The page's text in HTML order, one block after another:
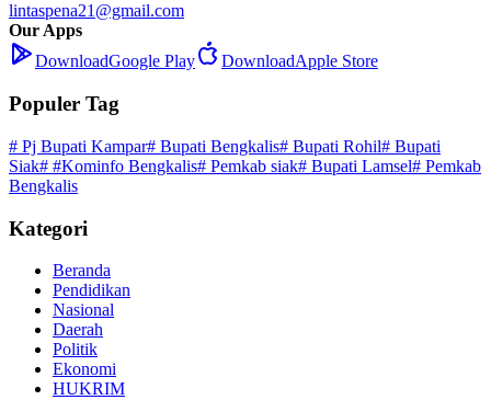
lintaspena21@gmail.com
Our Apps
DownloadGoogle Play DownloadApple Store
Populer Tag
# Pj Bupati Kampar# Bupati Bengkalis# Bupati Rohil# Bupati
Siak# #Kominfo Bengkalis# Pemkab siak# Bupati Lamsel# Pemkab
Bengkalis
Kategori
Beranda
Pendidikan
Nasional
Daerah
Politik
Ekonomi
HUKRIM